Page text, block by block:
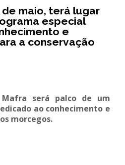
Programa valorizar
de maio, terá lugar
especial
e
a conservação
será palco de um
ao conhecimento e
morcegos.